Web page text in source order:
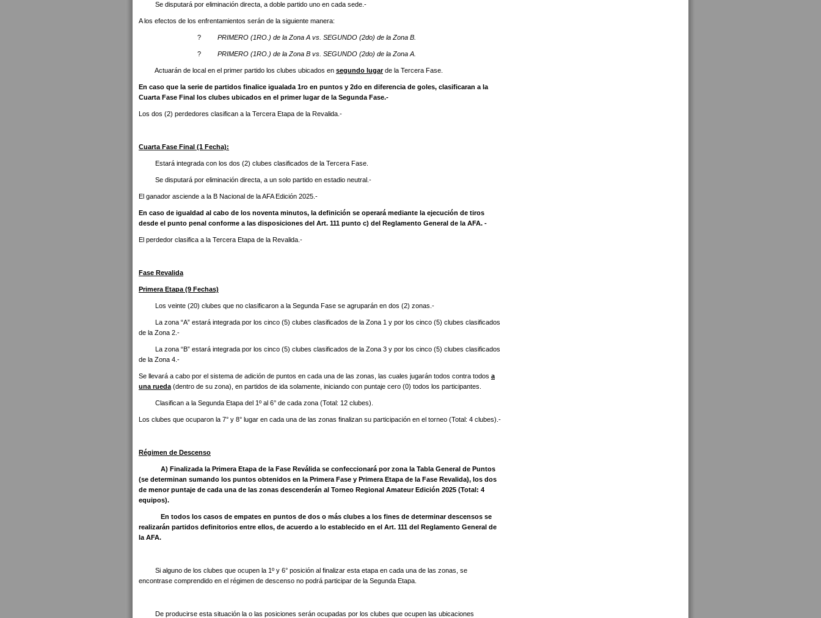
Se disputará por eliminación directa, a doble partido uno en cada sede.-
A los efectos de los enfrentamientos serán de la siguiente manera:
? PRIMERO (1RO.) de la Zona A vs. SEGUNDO (2do) de la Zona B.
? PRIMERO (1RO.) de la Zona B vs. SEGUNDO (2do) de la Zona A.
Actuarán de local en el primer partido los clubes ubicados en segundo lugarde la Tercera Fase.
En caso que la serie de partidos finalice igualada 1ro en puntos y 2do en diferencia de goles, clasificaran a la
Cuarta Fase Final los clubes ubicados en el primer lugar de la Segunda Fase.-
Los dos (2) perdedores clasifican a la Tercera Etapa de la Revalida.-
Cuarta Fase Final (1 Fecha):
Estará integrada con los dos (2) clubes clasificados de la Tercera Fase.
Se disputará por eliminación directa, a un solo partido en estadio neutral.-
El ganador asciende a la B Nacional de la AFA Edición 2025.-
En caso de igualdad al cabo de los noventa minutos, la definición se operará mediante la ejecución de tiros
desde el punto penal conforme a las disposiciones del Art. 111 punto c) del Reglamento General de la AFA. -
El perdedor clasifica a la Tercera Etapa de la Revalida.-
Fase Revalida
Primera Etapa (9 Fechas)
Los veinte (20) clubes que no clasificaron a la Segunda Fase se agruparán en dos (2) zonas.-
La zona “A” estará integrada por los cinco (5) clubes clasificados de la Zona 1 y por los cinco (5) clubes clasificados
de la Zona 2.-
La zona “B” estará integrada por los cinco (5) clubes clasificados de la Zona 3 y por los cinco (5) clubes clasificados
de la Zona 4.-
Se llevará a cabo por el sistema de adición de puntos en cada una de las zonas, las cuales jugarán todos contra todos a
una rueda (dentro de su zona), en partidos de ida solamente, iniciando con puntaje cero (0) todos los participantes.
Clasifican a la Segunda Etapa del 1º al 6° de cada zona (Total: 12 clubes).
Los clubes que ocuparon la 7° y 8° lugar en cada una de las zonas finalizan su participación en el torneo (Total: 4 clubes).-
Régimen de Descenso
A) Finalizada la Primera Etapa de la Fase Reválida se confeccionará por zona la Tabla General de Puntos
(se determinan sumando los puntos obtenidos en la Primera Fase y Primera Etapa de la Fase Revalida), los dos
de menor puntaje de cada una de las zonas descenderán al Torneo Regional Amateur Edición 2025 (Total: 4
equipos).
En todos los casos de empates en puntos de dos o más clubes a los fines de determinar descensos se
realizarán partidos definitorios entre ellos, de acuerdo a lo establecido en el Art. 111 del Reglamento General de
la AFA.
Si alguno de los clubes que ocupen la 1º y 6° posición al finalizar esta etapa en cada una de las zonas, se
encontrase comprendido en el régimen de descenso no podrá participar de la Segunda Etapa.
De producirse esta situación la o las posiciones serán ocupadas por los clubes que ocupen las ubicaciones